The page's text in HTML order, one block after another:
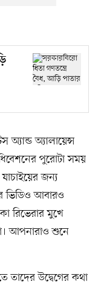
অ্যালায়েন্স
পুরোটা সময়
জন্য
ভিডিও আবারও
রিভেরার মুখে
আপনারাও শুনে
তাদের উদ্বেগের কথা